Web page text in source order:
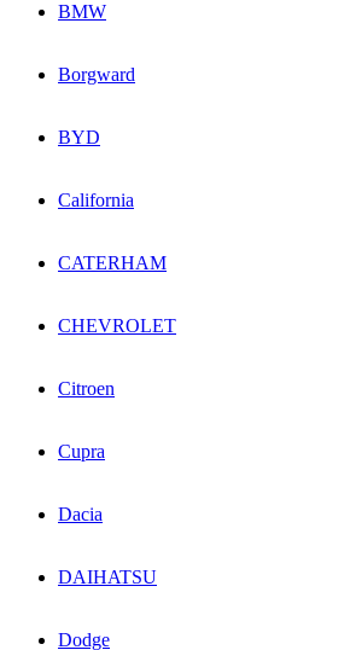
BMW
Borgward
BYD
California
CATERHAM
CHEVROLET
Citroen
Cupra
Dacia
DAIHATSU
Dodge